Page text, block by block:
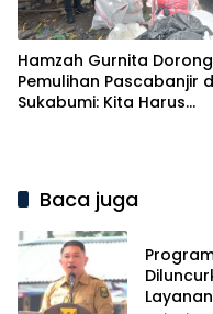
Hamzah Gurnita Dorong
Pemulihan Pascabanjir
Sukabumi: Kita Harus
Baca juga